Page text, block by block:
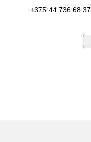
+375 44 736 68 37